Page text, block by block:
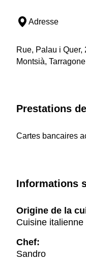
Adresse
Rue, Palau i Quer,
Montsià, Tarragone
Prestations
Cartes bancaires
Informations
Origine de la
Cuisine italienne
Chef:
Sandro